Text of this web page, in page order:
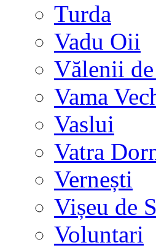
Turda
Vadu Oii
Vălenii
Vama
Vaslui
Vatra
Vernești
Vișeu de
Voluntari